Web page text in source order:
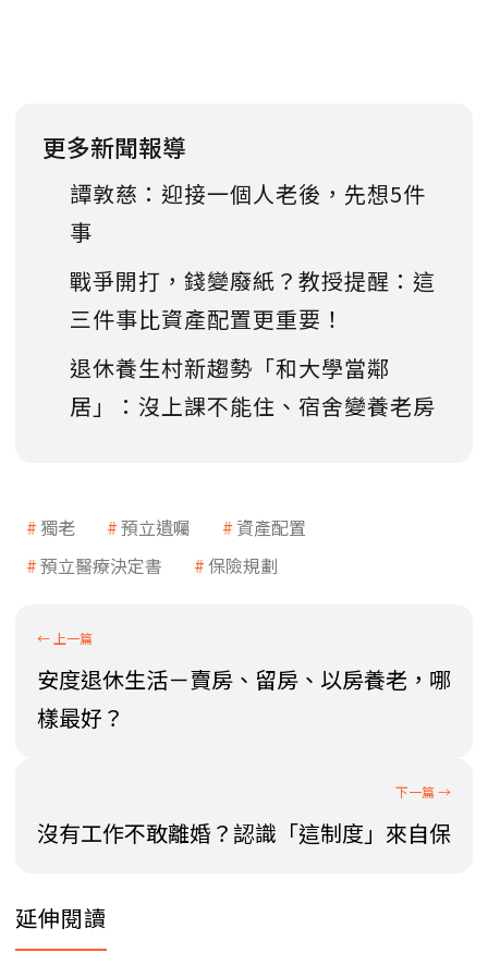
更多新聞報導
譚敦慈：迎接一個人老後，先想5件
事
戰爭開打，錢變廢紙？教授提醒：這
三件事比資產配置更重要！
退休養生村新趨勢「和大學當鄰
居」：沒上課不能住、宿舍變養老房
獨老 預立遺囑
資產配置
預立醫療決定書
保險規劃
安度退休生活－賣房、留房、以房養老，哪
樣最好？
沒有工作不敢離婚？認識「這制度」來自保
延伸閱讀